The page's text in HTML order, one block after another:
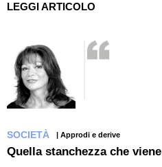
LEGGI ARTICOLO
SOCIETÀ | Approdi e derive
Quella stanchezza che